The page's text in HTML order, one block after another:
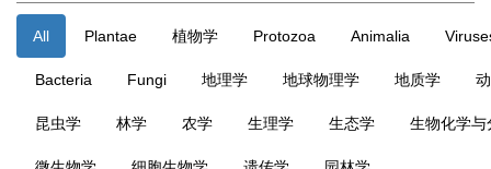
All Plantae 植物学 Protozoa Animalia
Bacteria Fungi 地理学 地球物理学 地质学
昆虫学 林学 农学 生理学 生态学 生物化学与